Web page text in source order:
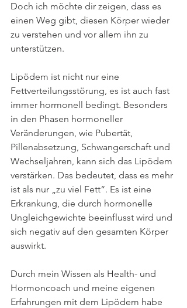
Doch ich möchte dir zeigen, dass es
einen Weg gibt, diesen Körper wieder
zu verstehen und vor allem ihn zu
unterstützen.
Lipödem ist nicht nur eine
Fettverteilungsstörung, es ist auch fast
immer hormonell bedingt. Besonders
in den Phasen hormoneller
Veränderungen, wie Pubertät,
Pillenabsetzung, Schwangerschaft und
Wechseljahren, kann sich das Lipödem
verstärken. Das bedeutet, dass es mehr
ist als nur „zu viel Fett“. Es ist eine
Erkrankung, die durch hormonelle
Ungleichgewichte beeinflusst wird und
sich negativ auf den gesamten Körper
auswirkt.
Durch mein Wissen als Health- und
Hormoncoach und meine eigenen
Erfahrungen mit dem Lipödem habe